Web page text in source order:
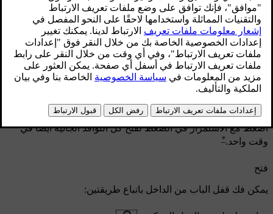
القفل المركزي.
اضغط على جانب واحد
من الزر للقفل - واضغط الجانب
اضغط مع الاستمرار في الضغط لفتح كل النوافذ الجانية أيضًا في
وقت واحد.*
فتح
يمكن فك قفل الباب من الداخل باتباع طريقتين: